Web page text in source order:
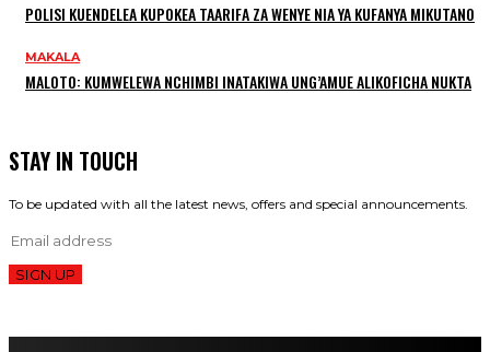
POLISI KUENDELEA KUPOKEA TAARIFA ZA WENYE NIA YA KUFANYA MIKUTANO
MAKALA
MALOTO: KUMWELEWA NCHIMBI INATAKIWA UNG’AMUE ALIKOFICHA NUKTA
STAY IN TOUCH
To be updated with all the latest news, offers and special announcements.
SIGN UP